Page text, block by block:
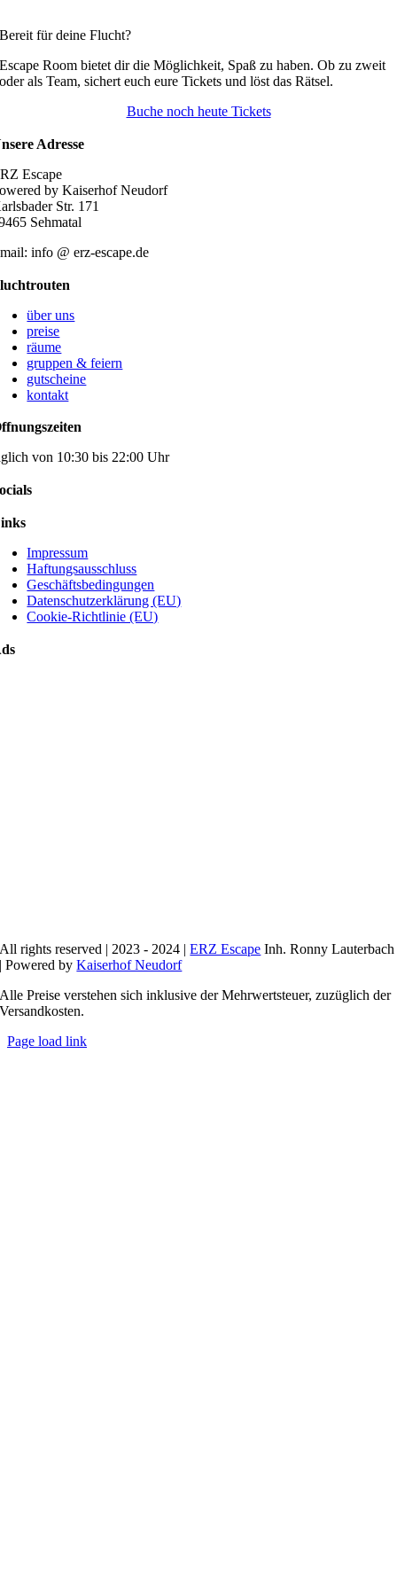
Bereit für deine Flucht?
Escape Room bietet dir die Möglichkeit, Spaß zu haben. Ob zu zweit
oder als Team, sichert euch eure Tickets und löst das Rätsel.
Buche noch heute Tickets
Adresse
Escape
by Kaiserhof Neudorf
Str. 171
Sehmatal
info @ erz-escape.de
über uns
preise
räume
gruppen & feiern
gutscheine
kontakt
von 10:30 bis 22:00 Uhr
Impressum
Haftungsausschluss
Geschäftsbedingungen
Datenschutzerklärung (EU)
Cookie-Richtlinie (EU)
All rights reserved | 2023 - 2024 |ERZ Escape Inh. Ronny Lauterbach
| Powered byKaiserhof Neudorf
Alle Preise verstehen sich inklusive der Mehrwertsteuer, zuzüglich der
Versandkosten.
Page load link